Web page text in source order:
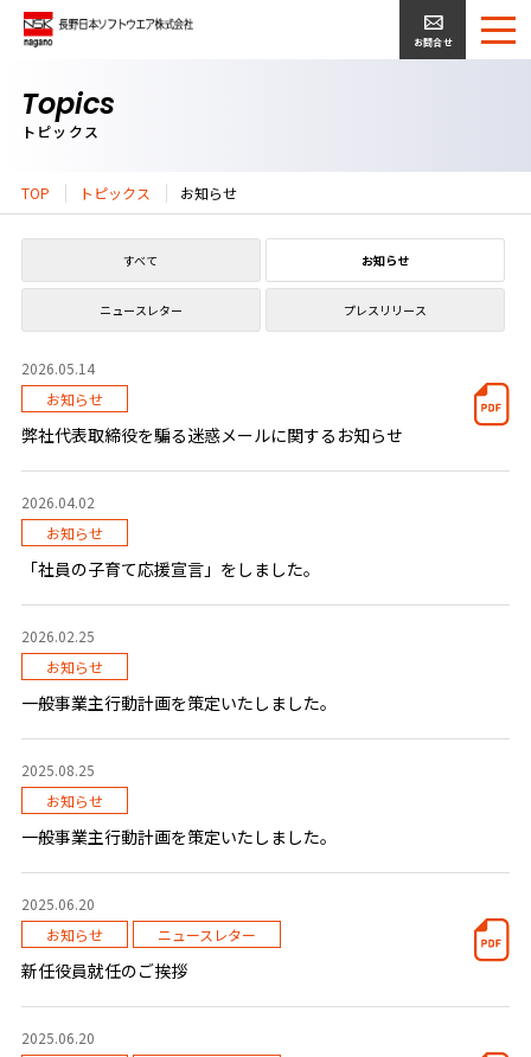
お問合せ
トピックス
Topics
TOP トピックス お知らせ
すべて お知らせ
ニュースレター プレスリリース
2026.05.14
お知らせ
弊社代表取締役を騙る迷惑メールに関するお知らせ
2026.04.02
お知らせ
「社員の子育て応援宣言」をしました。
2026.02.25
お知らせ
一般事業主行動計画を策定いたしました。
2025.08.25
お知らせ
一般事業主行動計画を策定いたしました。
2025.06.20
お知らせ
ニュースレター
新任役員就任のご挨拶
2025.06.20